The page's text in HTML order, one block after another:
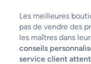
Les meilleures
pas de vendre des
les maîtres dans
conseils
service client